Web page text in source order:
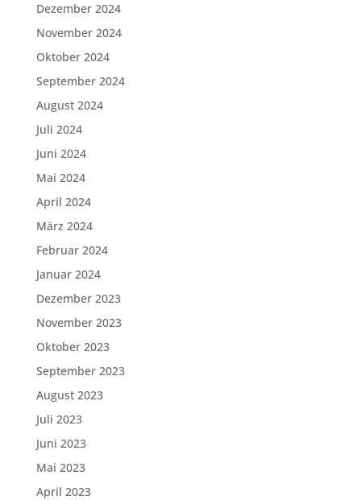
Dezember 2024
November 2024
Oktober 2024
September 2024
August 2024
Juli 2024
Juni 2024
Mai 2024
April 2024
März 2024
Februar 2024
Januar 2024
Dezember 2023
November 2023
Oktober 2023
September 2023
August 2023
Juli 2023
Juni 2023
Mai 2023
April 2023